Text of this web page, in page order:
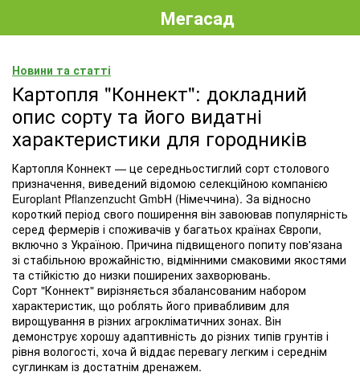
Мегасад
Новини та статті
Картопля "Коннект": докладний
опис сорту та його видатні
характеристики для городників
Картопля Коннект — це середньостиглий сорт столового
призначення, виведений відомою селекційною компанією
Europlant Pflanzenzucht GmbH (Німеччина). За відносно
короткий період свого поширення він завоював популярність
серед фермерів і споживачів у багатьох країнах Європи,
включно з Україною. Причина підвищеного попиту пов'язана
зі стабільною врожайністю, відмінними смаковими якостями
та стійкістю до низки поширених захворювань.
Сорт "Коннект" вирізняється збалансованим набором
характеристик, що роблять його привабливим для
вирощування в різних агрокліматичних зонах. Він
демонструє хорошу адаптивність до різних типів грунтів і
рівня вологості, хоча й віддає перевагу легким і середнім
суглинкам із достатнім дренажем.